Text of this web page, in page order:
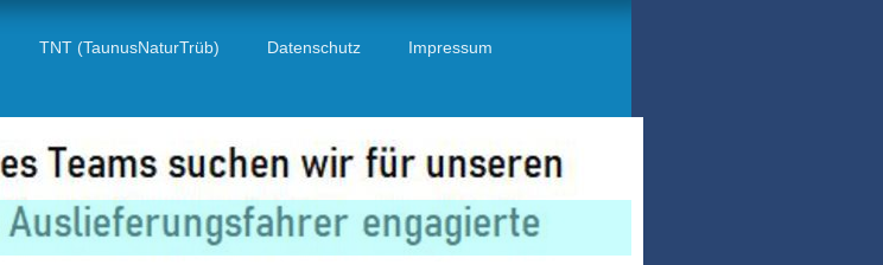
TNT (TaunusNaturTrüb) Datenschutz Impressum